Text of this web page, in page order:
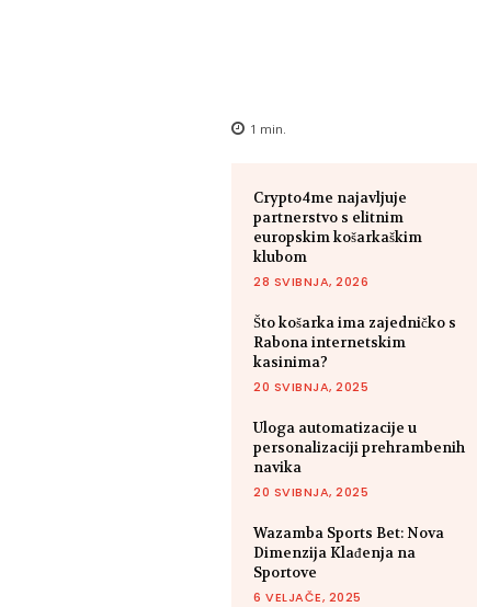
1 min.
Crypto4me najavljuje
partnerstvo s elitnim
europskim košarkaškim
klubom
28 SVIBNJA, 2026
Što košarka ima zajedničko s
Rabona internetskim
kasinima?
20 SVIBNJA, 2025
Uloga automatizacije u
personalizaciji prehrambenih
navika
20 SVIBNJA, 2025
Wazamba Sports Bet: Nova
Dimenzija Klađenja na
Sportove
6 VELJAČE, 2025